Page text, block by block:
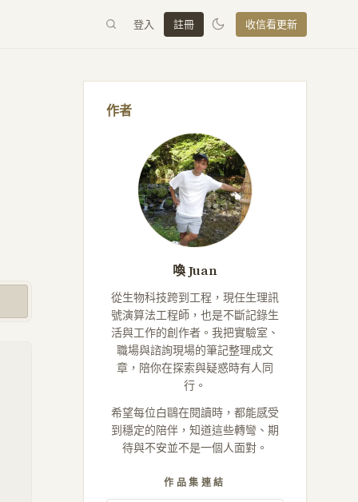
登入 註冊 收信看更新
作者
喚 Juan
從生物科技跨到工程，現任生理訊
號演算法工程師，也是不斷記錄生
活與工作的創作者。我把實驗室、
職場與諮詢現場的筆記整理成文
章，陪你在探索與疑惑時有人同
行。
希望每位白鷗在閱讀時，都能感受
到穩定的陪伴，知道這些轉彎、期
待與不安並不是一個人面對。
作品集連結